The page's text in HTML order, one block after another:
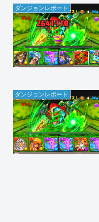
ダンジョンレポート
ダンジョンレポート